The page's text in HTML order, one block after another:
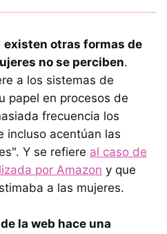
existen otras formas de
no se perciben.
a los sistemas de
papel en procesos de
frecuencia los
incluso acentúan las
Y se refiere al caso de
por Amazon y que
a las mujeres.
la web hace una